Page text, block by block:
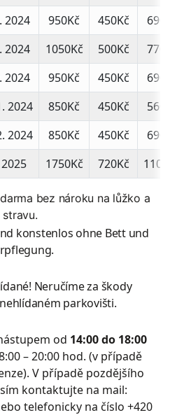
2024 950Kč 450Kč
2024 1050Kč 500Kč
2024 950Kč 450Kč
2024 850Kč 450Kč
2024 850Kč 450Kč
1750Kč 720Kč
bez nároku na lůžko a
stravu.
konstenlos ohne Bett und
Neručíme za škody
parkovišti.
od 14:00 do 18:00
– 20:00 hod. (v případě
V případě pozdějšího
kontaktujte na mail:
telefonicky na číslo +420